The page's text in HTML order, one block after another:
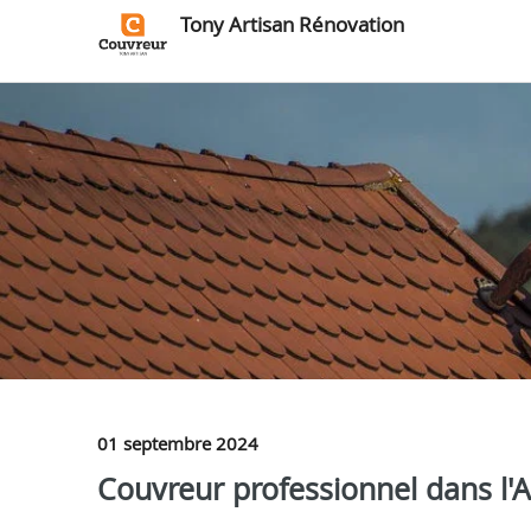
Tony Artisan Rénovation
01 septembre 2024
Couvreur professionnel dans